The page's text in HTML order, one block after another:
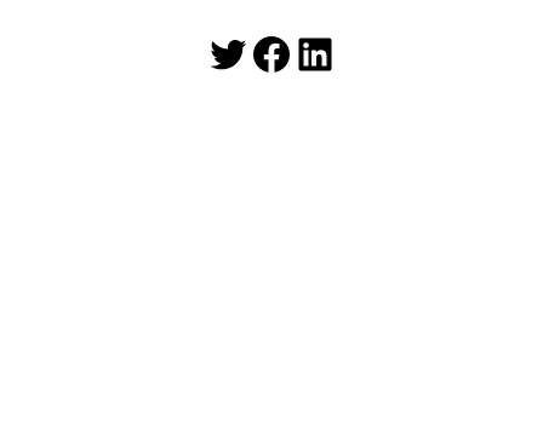
Twitter
Facebook
LinkedIn